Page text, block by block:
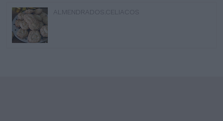
ALMENDRADOS.CELIACOS